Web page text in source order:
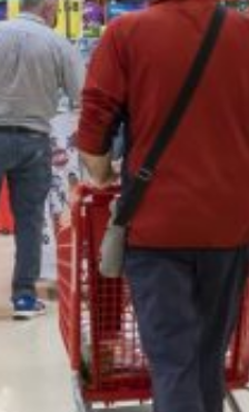
Fundación impulsamos
EROSKI